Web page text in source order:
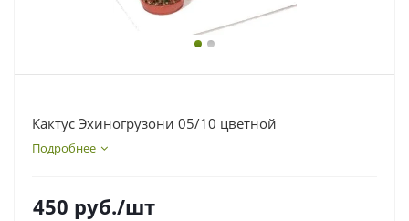
Кактус Эхиногрузони 05/10 цветной
Подробнее
450 руб./шт